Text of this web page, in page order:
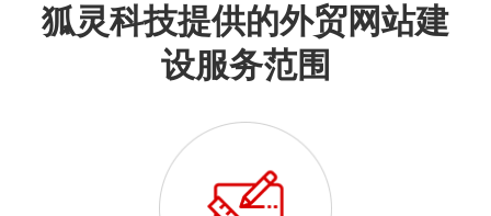
狐灵科技提供的外贸网站建
设服务范围